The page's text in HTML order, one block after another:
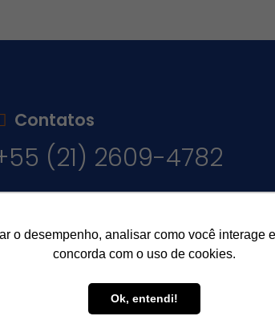
o desempenho, analisar como você
concorda com o uso de cookies.
Ok, entendi!
Contatos
(21) 2609-4782